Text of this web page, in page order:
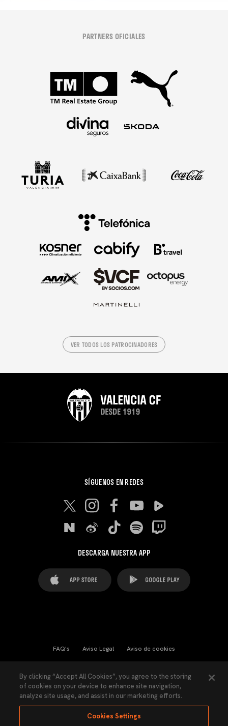
PARTNERS OFICIALES
VER TODOS LOS PATROCINADORES
SÍGUENOS EN REDES
DESCARGA NUESTRA APP
FAQ's Aviso Legal Aviso de cookies
Ley Transparencia Política de Privacidad
Accesibilidad
By clicking “Accept All Cookies”, you agree to the storing
of cookies on your device to enhance site navigation,
analyze site usage, and assist in our marketing efforts.
Cookies Settings